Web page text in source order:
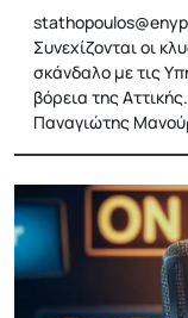
Συνεχίζονται οι
σκάνδαλο με τις
βόρεια της
Παναγιώτης